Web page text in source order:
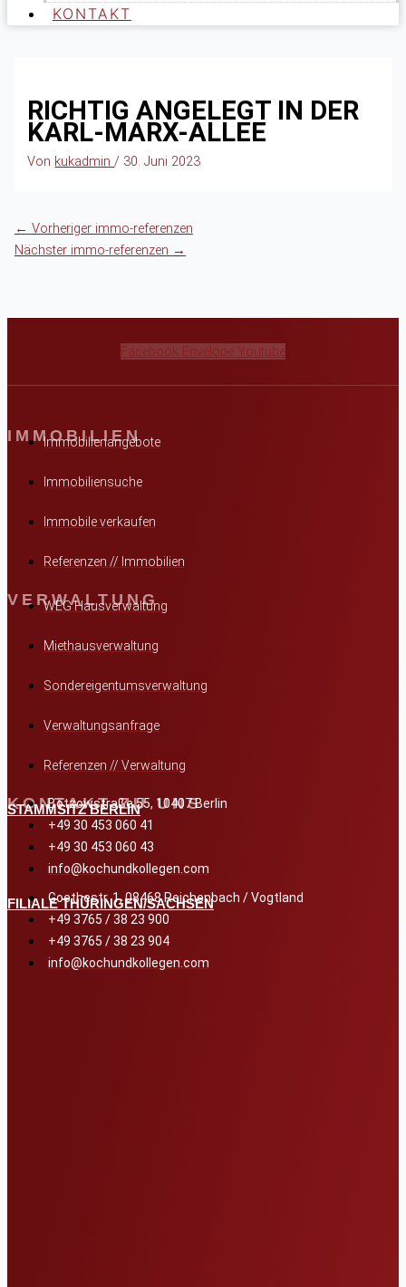
KONTAKT
RICHTIG ANGELEGT IN DER
KARL-MARX-ALLEE
Von kukadmin/ 30. Juni 2023
← Vorheriger immo-referenzen
Nächster immo-referenzen →
Facebook Envelope Youtube
IMMOBILIEN
Immobilienangebote
Immobiliensuche
Immobile verkaufen
Referenzen // Immobilien
VERWALTUNG
WEG Hausverwaltung
Miethausverwaltung
Sondereigentumsverwaltung
Verwaltungsanfrage
Referenzen // Verwaltung
KONTAKT ZU UNS
STAMMSITZ BERLIN
Bötzowstraße 55, 10407 Berlin
+49 30 453 060 41
+49 30 453 060 43
info@kochundkollegen.com
FILIALE THÜRINGEN/SACHSEN
Goethestr. 1, 08468 Reichenbach / Vogtland
+49 3765 / 38 23 900
+49 3765 / 38 23 904
info@kochundkollegen.com